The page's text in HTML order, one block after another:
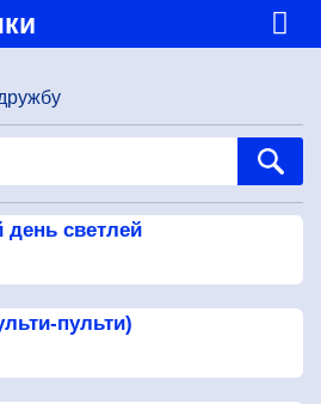
светлей
пульти)